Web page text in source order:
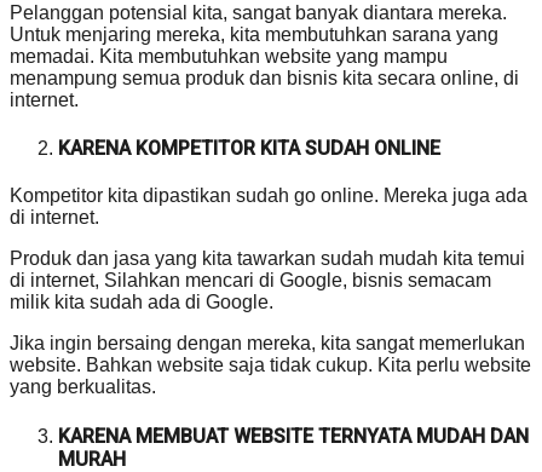
Pelanggan potensial kita, sangat banyak diantara mereka.
Untuk menjaring mereka, kita membutuhkan sarana yang
memadai. Kita membutuhkan website yang mampu
menampung semua produk dan bisnis kita secara online, di
internet.
KARENA KOMPETITOR KITA SUDAH ONLINE
Kompetitor kita dipastikan sudah go online. Mereka juga ada
di internet.
Produk dan jasa yang kita tawarkan sudah mudah kita temui
di internet, Silahkan mencari di Google, bisnis semacam
milik kita sudah ada di Google.
Jika ingin bersaing dengan mereka, kita sangat memerlukan
website. Bahkan website saja tidak cukup. Kita perlu website
yang berkualitas.
KARENA MEMBUAT WEBSITE TERNYATA MUDAH DAN
MURAH